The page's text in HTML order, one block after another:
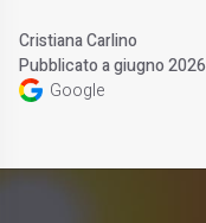
Cristiana Carlino
Pubblicato a giugno 2026
Google